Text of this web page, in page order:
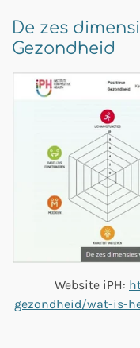
De zes
Gezondheid
Website iPH:
gezondheid/wat-is-